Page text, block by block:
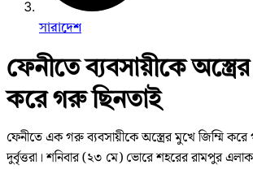
সারাদেশ
ফেনীতে ব্যবসায়ীকে
করে গরু ছিনতাই
ফেনীতে এক গরু ব্যবসায়ীকে অস্ত্রের মুখে জিম্মি
দুর্বৃত্তরা। শনিবার (২৩ মে) ভোরে শহরের রামপুর